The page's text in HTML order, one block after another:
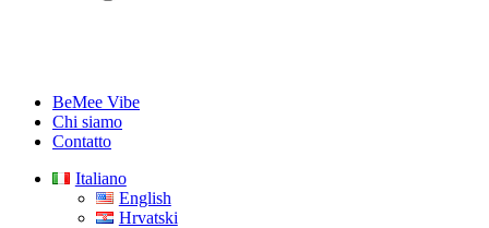
BeMee Vibe
Chi siamo
Contatto
Italiano
English
Hrvatski